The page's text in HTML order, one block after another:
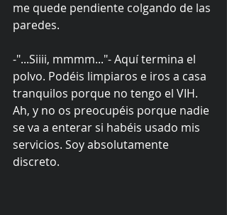
me quede pendiente colgando de las
paredes.
-"...Siiii, mmmm..."- Aquí termina el
polvo. Podéis limpiaros e iros a casa
tranquilos porque no tengo el VIH.
Ah, y no os preocupéis porque nadie
se va a enterar si habéis usado mis
servicios. Soy absolutamente
discreto.